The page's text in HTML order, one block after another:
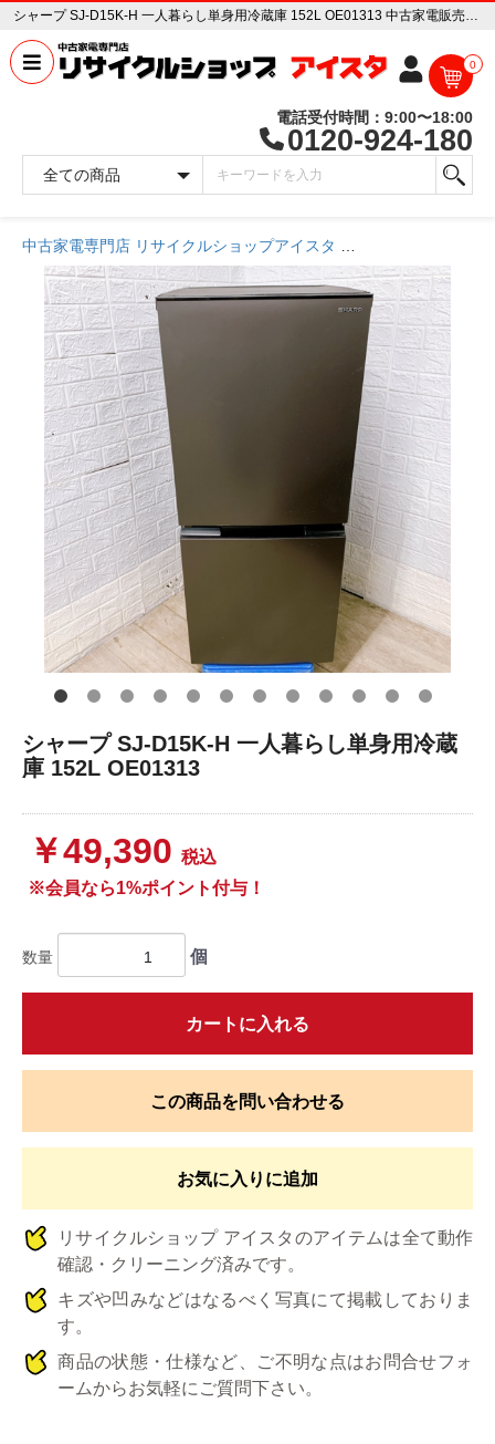
シャープ SJ-D15K-H 一人暮らし単身用冷蔵庫 152L OE01313 中古家電販売専門店 リサイクルショップ アイスタ
0
電話受付時間：9:00〜18:00
0120-924-180
中古家電専門店 リサイクルショップアイスタ
シャープ SJ-D15K-H 一人暮らし単身用冷蔵
庫 152L OE01313
￥49,390 税込
※会員なら1%ポイント付与！
数量 個
カートに入れる
この商品を問い合わせる
お気に入りに追加
リサイクルショップ アイスタのアイテムは全て動作
確認・クリーニング済みです。
キズや凹みなどはなるべく写真にて掲載しておりま
す。
商品の状態・仕様など、ご不明な点はお問合せフォ
ームからお気軽にご質問下さい。